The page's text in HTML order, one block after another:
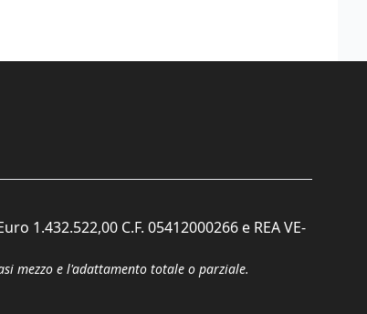
1.432.522,00 C.F. 05412000266 e REA VE-
mezzo e l'adattamento totale o parziale.